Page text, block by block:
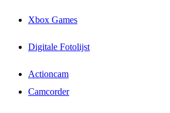
Xbox Games
Digitale Fotolijst
Actioncam
Camcorder